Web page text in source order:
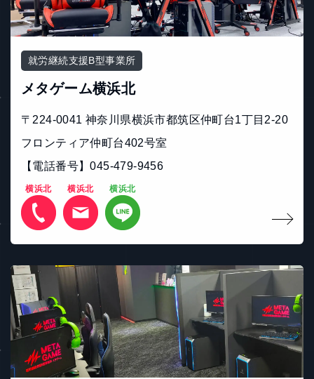
就労継続支援B型事業所
メタゲーム横浜北
〒224-0041 神奈川県横浜市都筑区仲町台1丁目2-20
フロンティア仲町台402号室
【電話番号】045-479-9456
横浜北 横浜北 横浜北